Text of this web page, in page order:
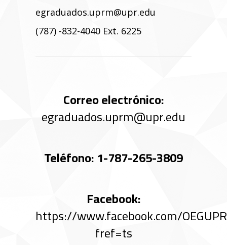
egraduados.uprm@upr.edu
(787) -832-4040 Ext. 6225
Correo electrónico:
egraduados.uprm@upr.edu
Teléfono: 1-787-265-3809
Facebook:
https://www.facebook.com/
fref=ts